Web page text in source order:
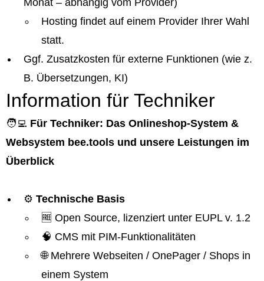
Monat – abhängig vom Provider)
Hosting findet auf einem Provider Ihrer Wahl
statt.
Ggf. Zusatzkosten für externe Funktionen (wie z.
B. Übersetzungen, KI)
Information für Techniker
🧑‍💻 Für Techniker: Das Onlineshop-System &
Websystem bee.tools und unsere Leistungen im
Überblick
⚙️ Technische Basis
🆓 Open Source, lizenziert unter EUPL v. 1.2
🧠 CMS mit PIM-Funktionalitäten
🌐 Mehrere Webseiten / OnePager / Shops in
einem System